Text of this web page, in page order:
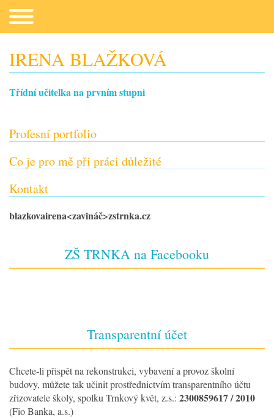
Co potřebujeme
IRENA BLAŽKOVÁ
Třídní učitelka na prvním stupni
Profesní portfolio
Co je pro mě při práci důležité
Kontakt
blazkovairena<zavináč>zstrnka.cz
ZŠ TRNKA na Facebooku
Transparentní účet
Chcete-li přispět na rekonstrukci, vybavení a provoz školní
budovy, můžete tak učinit prostřednictvím transparentního účtu
zřizovatele školy, spolku Trnkový květ, z.s.: 2300859617 / 2010
(Fio Banka, a.s.)